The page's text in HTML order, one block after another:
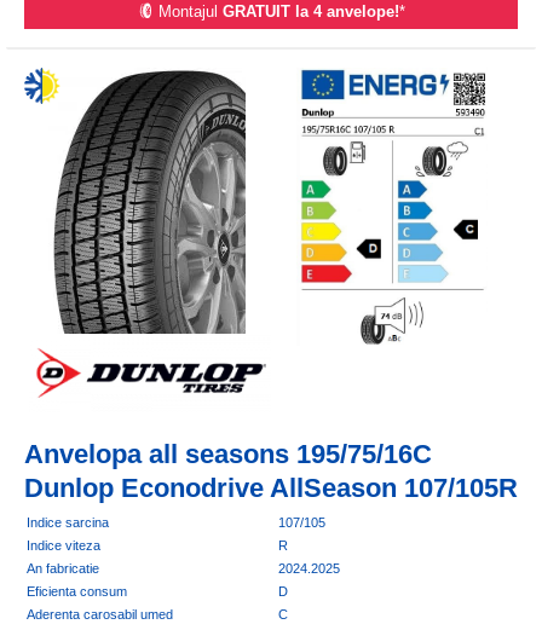
Montajul GRATUIT la 4 anvelope!*
Anvelopa all seasons 195/75/16C
Dunlop Econodrive AllSeason 107/105R
Indice sarcina
107/105
Indice viteza
R
An fabricatie
2024.2025
Eficienta consum
D
Aderenta carosabil umed
C